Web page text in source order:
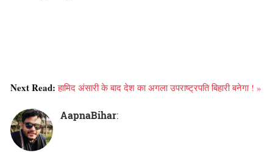
Next Read:हामिद अंसारी के बाद देश का अगला उपराष्ट्रपति बिहारी बनेगा ! »
AapnaBihar: